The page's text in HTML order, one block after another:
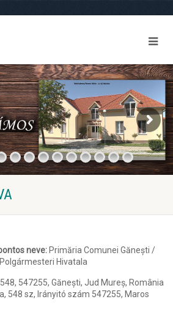
neve: Primăria Comunei Gănești /
Hivatala
547255, Gănești, Jud Mureș, România
548 sz, Irányitó szám 547255, Maros